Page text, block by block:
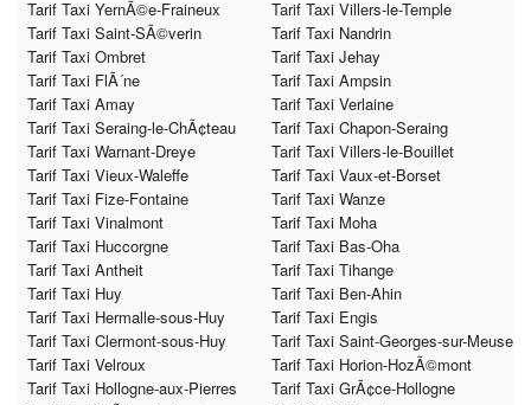
Tarif Taxi YernÃ©e-Fraineux
Tarif Taxi Villers-le-Temple
Tarif Taxi Saint-SÃ©verin
Tarif Taxi Nandrin
Tarif Taxi Ombret
Tarif Taxi Jehay
Tarif Taxi FlÃ´ne
Tarif Taxi Ampsin
Tarif Taxi Amay
Tarif Taxi Verlaine
Tarif Taxi Seraing-le-ChÃ¢teau
Tarif Taxi Chapon-Seraing
Tarif Taxi Warnant-Dreye
Tarif Taxi Villers-le-Bouillet
Tarif Taxi Vieux-Waleffe
Tarif Taxi Vaux-et-Borset
Tarif Taxi Fize-Fontaine
Tarif Taxi Wanze
Tarif Taxi Vinalmont
Tarif Taxi Moha
Tarif Taxi Huccorgne
Tarif Taxi Bas-Oha
Tarif Taxi Antheit
Tarif Taxi Tihange
Tarif Taxi Huy
Tarif Taxi Ben-Ahin
Tarif Taxi Hermalle-sous-Huy
Tarif Taxi Engis
Tarif Taxi Clermont-sous-Huy
Tarif Taxi Saint-Georges-sur-Meuse
Tarif Taxi Velroux
Tarif Taxi Horion-HozÃ©mont
Tarif Taxi Hollogne-aux-Pierres
Tarif Taxi GrÃ¢ce-Hollogne